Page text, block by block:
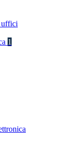
uffici
1